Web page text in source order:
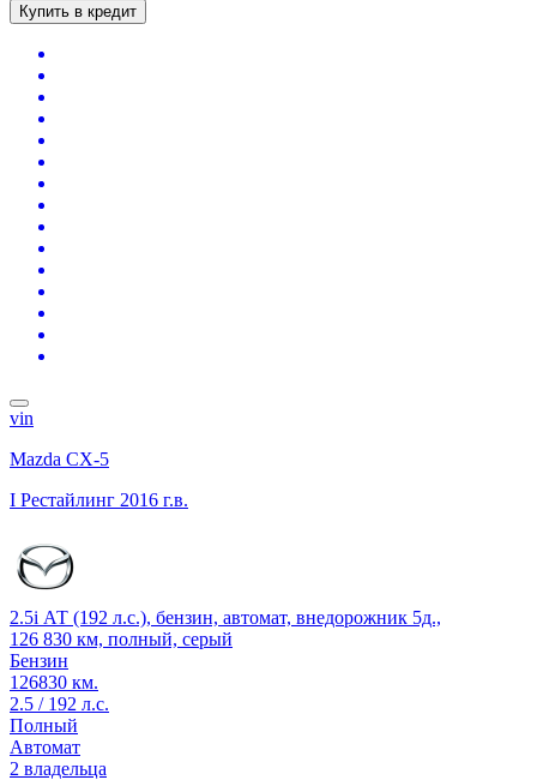
Купить в кредит
vin
Mazda CX-5
I Рестайлинг 2016 г.в.
2.5i АТ (192 л.с.), бензин, автомат, внедорожник 5д.,
126 830 км, полный, серый
Бензин
126830 км.
2.5 / 192 л.с.
Полный
Автомат
2 владельца